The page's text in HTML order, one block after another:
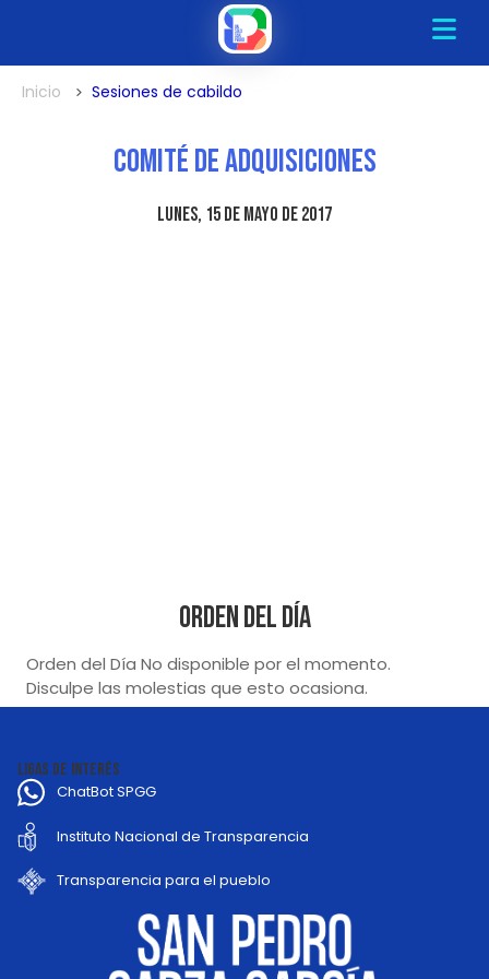
Inicio Sesiones de cabildo
Comité de Adquisiciones
lunes, 15 de mayo de 2017
Orden del Día
Orden del Día No disponible por el momento.
Disculpe las molestias que esto ocasiona.
LIGAS DE INTERÉS
ChatBot SPGG
Instituto Nacional de Transparencia
Transparencia para el pueblo